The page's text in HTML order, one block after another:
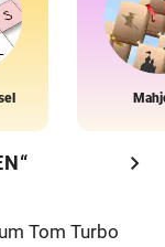
chevron_right